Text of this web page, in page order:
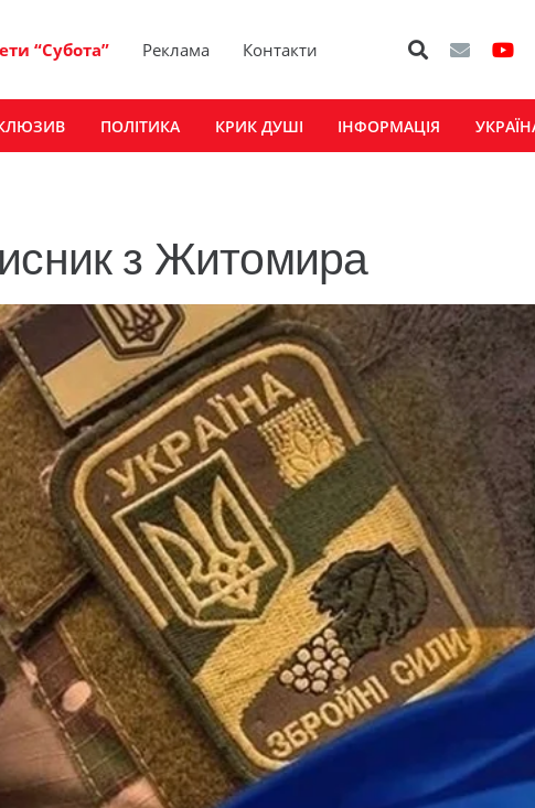
“Субота” Реклама Контакти
ПОЛІТИКА КРИК ДУШІ ІНФОРМАЦІЯ
з Житомира